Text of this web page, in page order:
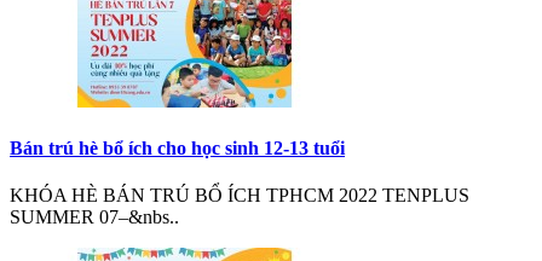
Bán trú hè bổ ích cho học sinh 12-13 tuổi
KHÓA HÈ BÁN TRÚ BỔ ÍCH TPHCM 2022 TENPLUS
SUMMER 07–&nbs..